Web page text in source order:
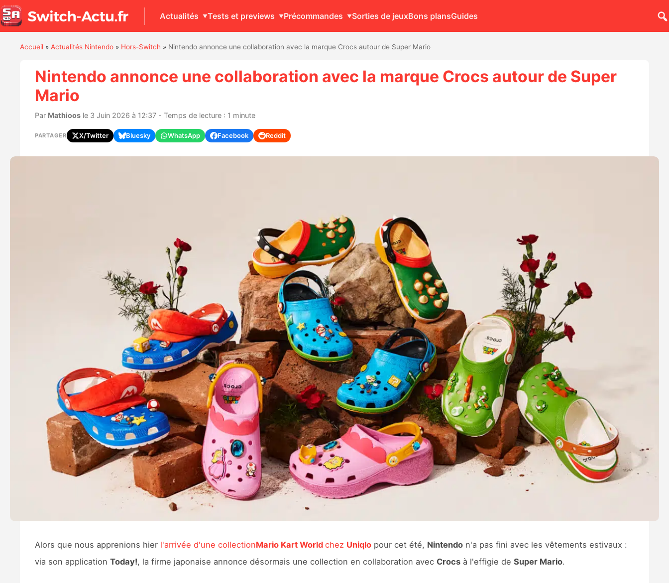
Actualités Tests et previews Précommandes Sorties de jeuxBons plansGuides
Accueil» Actualités Nintendo» Hors-Switch » Nintendo annonce une collaboration avec la marque Crocs autour de Super Mario
Nintendo annonce une collaboration avec la marque Crocs autour de Super
Mario
Par Mathioosle 3 Juin 2026 à 12:37 - Temps de lecture : 1 minute
PARTAGER X/Twitter Bluesky WhatsApp Facebook Reddit
Alors que nous apprenions hier l'arrivée d'une collectionMario Kart World chez Uniqlopour cet été, Nintendon'a pas fini avec les vêtements estivaux :
via son application Today!, la firme japonaise annonce désormais une collection en collaboration avec Crocsà l'effigie de Super Mario.